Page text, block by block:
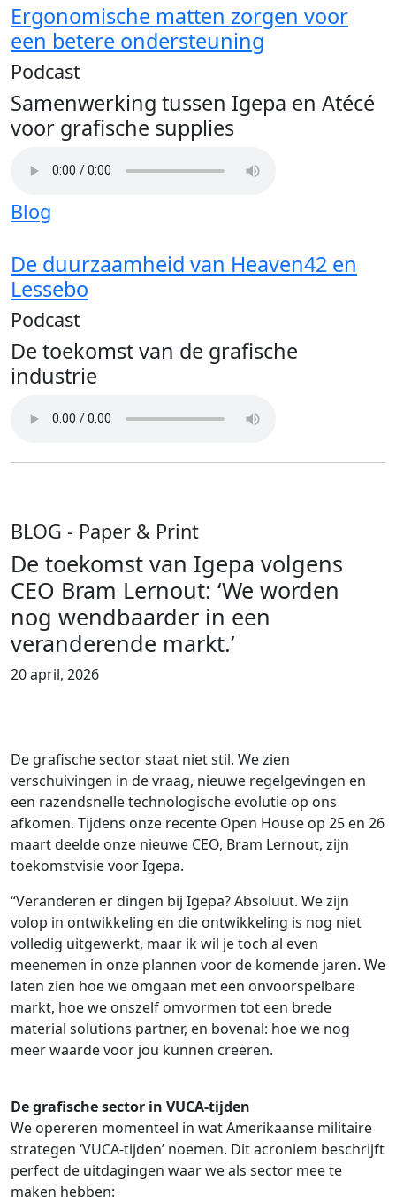
Ergonomische matten zorgen voor
een betere ondersteuning
Podcast
Samenwerking tussen Igepa en Atécé
voor grafische supplies
Blog
De duurzaamheid van Heaven42 en
Lessebo
Podcast
De toekomst van de grafische
industrie
BLOG - Paper & Print
De toekomst van Igepa volgens
CEO Bram Lernout: ‘We worden
nog wendbaarder in een
veranderende markt.’
20 april, 2026
De grafische sector staat niet stil. We zien
verschuivingen in de vraag, nieuwe regelgevingen en
een razendsnelle technologische evolutie op ons
afkomen. Tijdens onze recente Open House op 25 en 26
maart deelde onze nieuwe CEO, Bram Lernout, zijn
toekomstvisie voor Igepa.
“Veranderen er dingen bij Igepa? Absoluut. We zijn
volop in ontwikkeling en die ontwikkeling is nog niet
volledig uitgewerkt, maar ik wil je toch al even
meenemen in onze plannen voor de komende jaren. We
laten zien hoe we omgaan met een onvoorspelbare
markt, hoe we onszelf omvormen tot een brede
material solutions partner, en bovenal: hoe we nog
meer waarde voor jou kunnen creëren.
De grafische sector in VUCA-tijden
We opereren momenteel in wat Amerikaanse militaire
strategen ‘VUCA-tijden’ noemen. Dit acroniem beschrijft
perfect de uitdagingen waar we als sector mee te
maken hebben: